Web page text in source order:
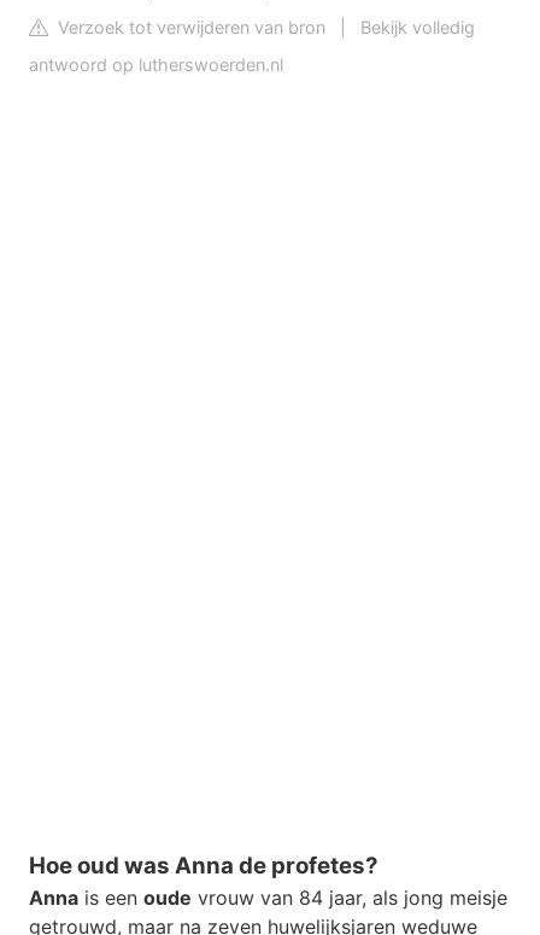
Verzoek tot verwijderen van bron
Bekijk volledig
antwoord op lutherswoerden.nl
Hoe oud was Anna de profetes?
Anna is een oude vrouw van 84 jaar, als jong meisje
getrouwd, maar na zeven huwelijksjaren weduwe